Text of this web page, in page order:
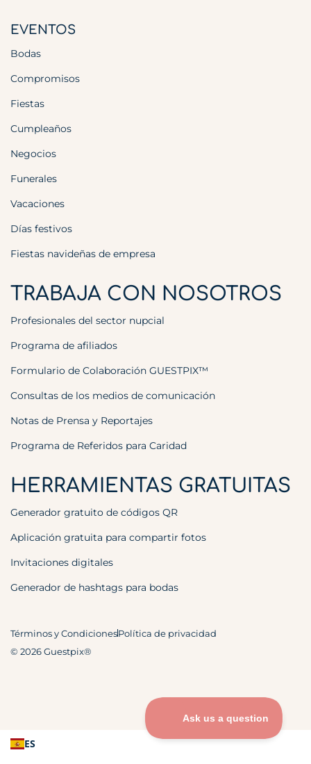
EVENTOS
Bodas
Compromisos
Fiestas
Cumpleaños
Negocios
Funerales
Vacaciones
Días festivos
Fiestas navideñas de empresa
TRABAJA CON NOSOTROS
Profesionales del sector nupcial
Programa de afiliados
Formulario de Colaboración GUESTPIX™
Consultas de los medios de comunicación
Notas de Prensa y Reportajes
Programa de Referidos para Caridad
HERRAMIENTAS GRATUITAS
Generador gratuito de códigos QR
Aplicación gratuita para compartir fotos
Invitaciones digitales
Generador de hashtags para bodas
© 2026 Guestpix®
Términos y CondicionesPolítica de privacidad
ES